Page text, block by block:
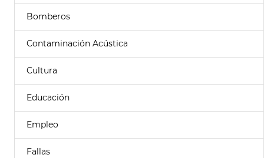
Bomberos
Contaminación Acústica
Cultura
Educación
Empleo
Fallas